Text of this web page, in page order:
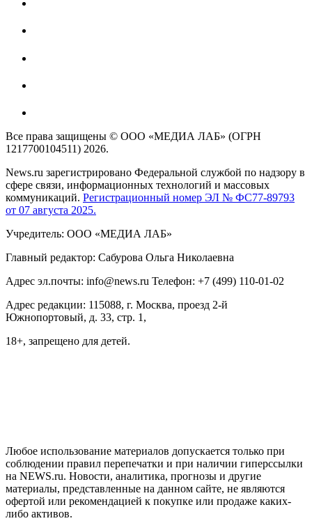
Все права защищены © ООО «МЕДИА ЛАБ» (ОГРН
1217700104511) 2026.
News.ru зарегистрировано Федеральной службой по надзору в
сфере связи, информационных технологий и массовых
коммуникаций. Регистрационный номер ЭЛ № ФС77-89793
от 07 августа 2025.
Учредитель: ООО «МЕДИА ЛАБ»
Главный редактор: Сабурова Ольга Николаевна
Адрес эл.почты: info@news.ru Телефон: +7 (499) 110-01-02
Адрес редакции: 115088, г. Москва, проезд 2-й
Южнопортовый, д. 33, стр. 1,
18+, запрещено для детей.
Любое использование материалов допускается только при
соблюдении правил перепечатки и при наличии гиперссылки
на NEWS.ru. Новости, аналитика, прогнозы и другие
материалы, представленные на данном сайте, не являются
офертой или рекомендацией к покупке или продаже каких-
либо активов.